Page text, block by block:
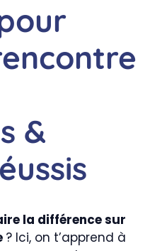
&
la différence sur
? Ici, on t’apprend à